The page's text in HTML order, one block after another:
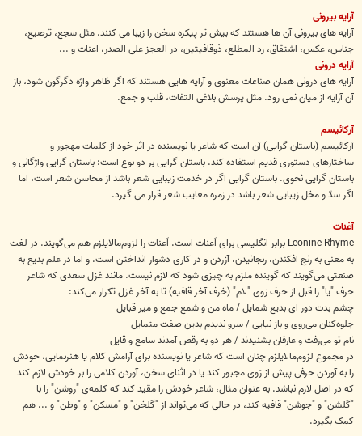
آرایه بیرونی
آرایه های بیرونی آن ها هستند که بیش تر پیکره سخن را زیبا می کنند. مثل سجع، ترصیع،
جناس، عکس، اشتقاق، رد المطلع، ذوقافیتین، در العجز علی الصدر، اعنات و ...
آرایه درونی
آرایه های درونی همان صناعات معنوی و آرایه هایی هستند که اگر ظاهر واژه دگرگون شود، باز
آن آرایه از میان نمی رود. مثل پرسش بلاغی التفات، قلب و جمع.
آرکائیسم
آرکائیسم (باستان گرایی) آن است که شاعر یا نویسنده در اثر خود از کلمات مهجور و
ساختارهای دستوری قدیم استفاده کند. باستان گرایی بر دو نوع است: باستان گرایی واژگانی و
باستان گرایی نحوی. باستان گرایی اگر در خدمت زیبایی شعر باشد از محاسن شعر است، اما
اگر سدّ و مخل زیبایی شعر باشد در زمره معایب شعر قرار می گیرد.
آغنات
Leonine Rhyme برابر انگلیسی برای اَعنات است. اَعنات را لزوم‌مالایلزم هم می‌گویند. در لغت
به معنی به رنج افکندن، رنجانیدن، آزردن و در کاری دشوار انداختن است. و اما در علم بدیع به
صنعتی می‌گویند که گوینده ملزم به چیزی شود که لازم نیست. مانند غزل سعدی که شاعر
حرف "یا" را قبل از حرف رَوی "لام" (خرف آخر قافیه) تا به آخر غزل تکرار می‌کند:
چشم بدت دور ای بدیع شمایل / ماه من و شمع جمع و میر قبایل
جلوه‌کنان می‌روی و باز نیایی / سرو ندیدم بدین صفت متمایل
نام تو می‌رفت و عارفان بشنیدند / هر دو به رقص آمدند سامع و قایل
در مجموع لزوم‌مالایلزم چنان است که شاعر یا نویسنده برای آرامش کلام یا هنرنمایی، خودش
را به آوردن حرفی پیش از رَوی مجبور کند یا در اثنای سخن، آوردن کلامی را بر خودش لازم کند
که در اصل لازم نباشد. به عنوان مثال، شاعر خودش را مقید کند که کلمه‌ی "روشن" را با
"گلشن" و "جوشن" قافیه کند، در حالی که می‌تواند از "گلخن" و "مسکن" و "وطن" و ... هم
کمک بگیرد.